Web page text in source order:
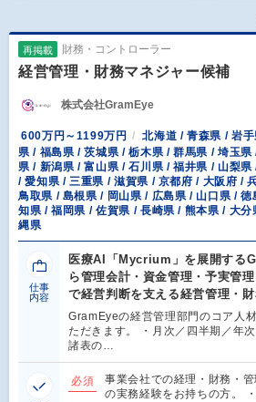
再掲載 財務・コントローラー
経営管理・財務マネジャー候補
株式会社GramEye
600万円～1199万円
北海道 / 青森県 / 岩
県 / 福島県 / 茨城県 / 栃木県 / 群馬県 / 埼玉県
県 / 新潟県 / 富山県 / 石川県 / 福井県 / 山梨
/ 愛知県 / 三重県 / 滋賀県 / 京都府 / 大阪府 /
鳥取県 / 島根県 / 岡山県 / 広島県 / 山口県 /
知県 / 福岡県 / 佐賀県 / 長崎県 / 熊本県 / 大
縄県
仕事
内容
医療AI「Mycrium」を展開する
ら管理会計・資金管理・予実管
で経営判断を支える経営管理・財
GramEyeの経営管理部門のコア人
ただきます。 ・月次／四半期／年
諸表の…
必須
事業会社での経理・財務・
の実務経験をお持ちの方。